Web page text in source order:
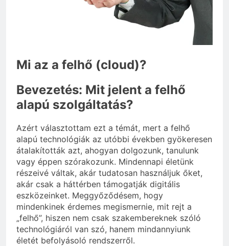
3 Nap Ezelőtt
Mi az a felhő (cloud)?
Bevezetés: Mit jelent a felhő
alapú szolgáltatás?
Azért választottam ezt a témát, mert a felhő
alapú technológiák az utóbbi években gyökeresen
átalakították azt, ahogyan dolgozunk, tanulunk
vagy éppen szórakozunk. Mindennapi életünk
részeivé váltak, akár tudatosan használjuk őket,
akár csak a háttérben támogatják digitális
eszközeinket. Meggyőződésem, hogy
mindenkinek érdemes megismernie, mit rejt a
„felhő”, hiszen nem csak szakembereknek szóló
technológiáról van szó, hanem mindannyiunk
életét befolyásoló rendszerről.